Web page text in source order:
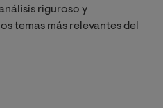
riguroso y
temas más relevantes del